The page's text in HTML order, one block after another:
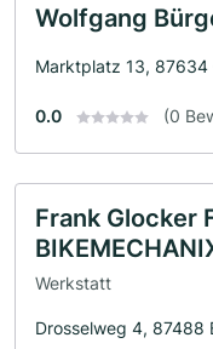
Wolfgang
Marktplatz 13,
0.0 (0
Frank Glocker
Werkstatt
Drosselweg 4, 87488